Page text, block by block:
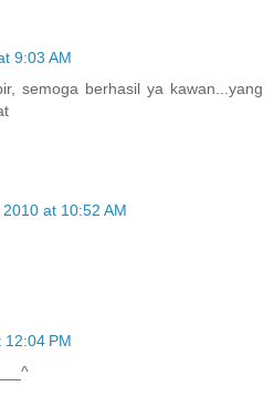
9:03 AM
semoga berhasil ya kawan...yang
at 10:52 AM
PM